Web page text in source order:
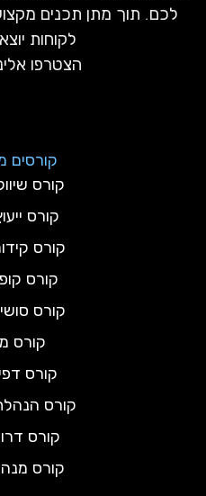
לכם. תוך מתן תכנים
לקוחות
הצטרפו
קורסים
קורס
קורס
קורס
קורס
קורס
קורס
קורס
קורס
קורס
קורס